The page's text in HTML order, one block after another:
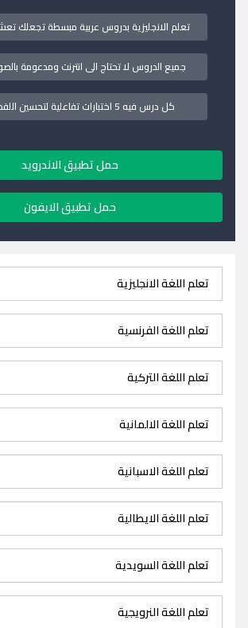
تعلم الانجليزية بدروس عربية مبسطة تجعلك
جميع الدروس لا تحتاج الى انترنت ومدعومة
كل درس فيه 5 اختبارات تفاعلية لتحسين اللفظ والنطق
حمل تطبيق الاندرويد
حمل تطبيق الايفون
تعلم اللغة الانجليزية
تعلم اللغة الفرنسية
تعلم اللغة التركية
تعلم اللغة الالمانية
تعلم اللغة الاسبانية
تعلم اللغة الايطالية
تعلم اللغة السويدية
تعلم اللغة النرويجية